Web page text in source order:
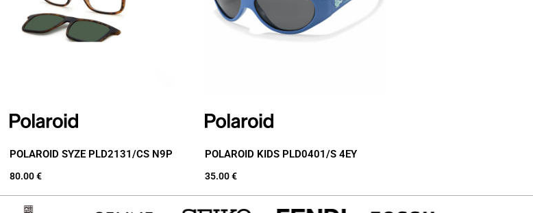
POLAROID SYZE PLD2131/CS N9P
80.00€
POLAROID KIDS PLD0401/S 4EY
35.00€